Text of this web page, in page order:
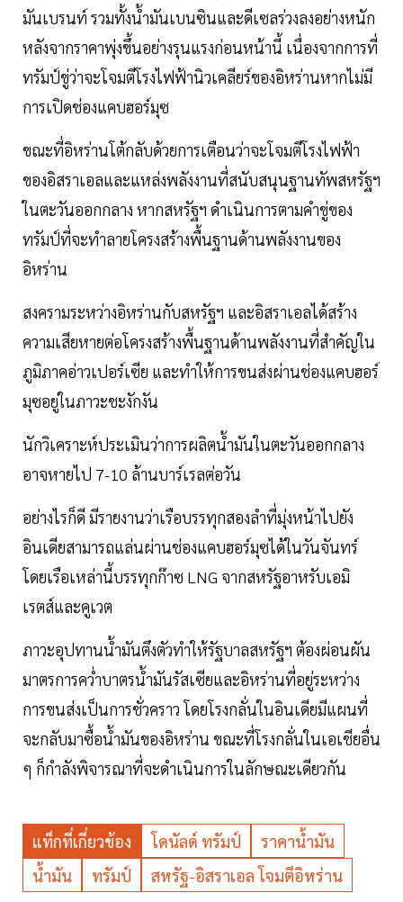
มันเบรนท์ รวมทั้งน้ำมันเบนซินและดีเซลร่วงลงอย่างหนัก
หลังจากราคาพุ่งขึ้นอย่างรุนแรงก่อนหน้านี้ เนื่องจากการที่
ทรัมป์ขู่ว่าจะโจมตีโรงไฟฟ้านิวเคลียร์ของอิหร่านหากไม่มี
การเปิดช่องแคบฮอร์มุซ
ขณะที่อิหร่านโต้กลับด้วยการเตือนว่าจะโจมตีโรงไฟฟ้า
ของอิสราเอลและแหล่งพลังงานที่สนับสนุนฐานทัพสหรัฐฯ
ในตะวันออกกลาง หากสหรัฐฯ ดำเนินการตามคำขู่ของ
ทรัมป์ที่จะทำลายโครงสร้างพื้นฐานด้านพลังงานของ
อิหร่าน
สงครามระหว่างอิหร่านกับสหรัฐฯ และอิสราเอลได้สร้าง
ความเสียหายต่อโครงสร้างพื้นฐานด้านพลังงานที่สำคัญใน
ภูมิภาคอ่าวเปอร์เซีย และทำให้การขนส่งผ่านช่องแคบฮอร์
มุซอยู่ในภาวะชะงักงัน
นักวิเคราะห์ประเมินว่าการผลิตน้ำมันในตะวันออกกลาง
อาจหายไป 7-10 ล้านบาร์เรลต่อวัน
อย่างไรก็ดี มีรายงานว่าเรือบรรทุกสองลำที่มุ่งหน้าไปยัง
อินเดียสามารถแล่นผ่านช่องแคบฮอร์มุซได้ในวันจันทร์
โดยเรือเหล่านี้บรรทุกก๊าซ LNG จากสหรัฐอาหรับเอมิ
เรตส์และคูเวต
ภาวะอุปทานน้ำมันตึงตัวทำให้รัฐบาลสหรัฐฯ ต้องผ่อนผัน
มาตรการคว่ำบาตรน้ำมันรัสเซียและอิหร่านที่อยู่ระหว่าง
การขนส่งเป็นการชั่วคราว โดยโรงกลั่นในอินเดียมีแผนที่
จะกลับมาซื้อน้ำมันของอิหร่าน ขณะที่โรงกลั่นในเอเชียอื่น
ๆ ก็กำลังพิจารณาที่จะดำเนินการในลักษณะเดียวกัน
แท็กที่เกี่ยวข้อง โดนัลด์ ทรัมป์
ราคาน้ำมัน
น้ำมัน
ทรัมป์ สหรัฐ-อิสราเอล โจมตีอิหร่าน